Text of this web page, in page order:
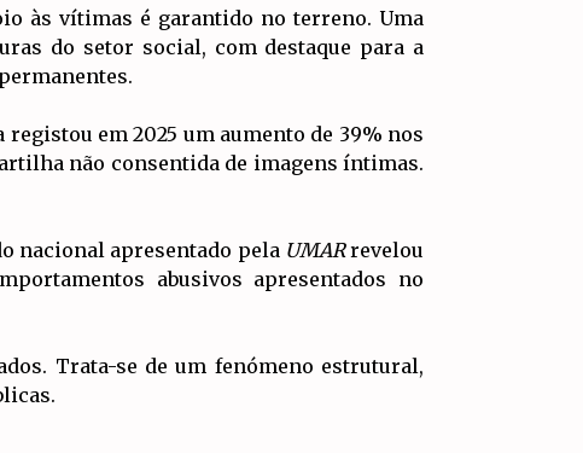
às vítimas é garantido no terreno. Uma
do setor social, com destaque para a
em 2025 um aumento de 39% nos
não consentida de imagens íntimas.
nacional apresentado pela UMARrevelou
abusivos apresentados no
Trata-se de um fenómeno estrutural,